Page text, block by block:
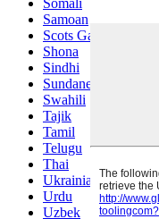
Samoan
Scots Gaelic
Shona
Sindhi
Sundanese
Swahili
Tajik
Tamil
Telugu
Thai
Ukrainian
Urdu
Uzbek